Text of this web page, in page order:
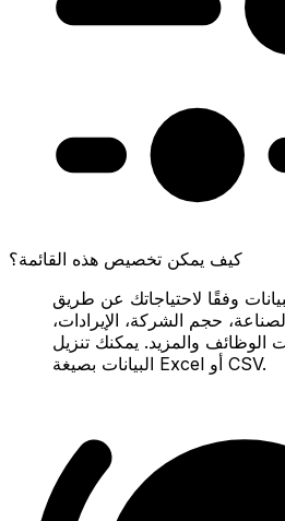
كيف يمكن تخصيص هذه القائمة؟
وفقًا لاحتياجاتك عن طريق
حجم الشركة، الإيرادات،
الوظائف والمزيد. يمكنك تنزيل
البيانات بصيغة Excel أو CSV.